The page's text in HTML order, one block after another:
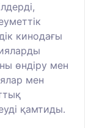
кинодағы
өндіру мен
мен
қамтиды.